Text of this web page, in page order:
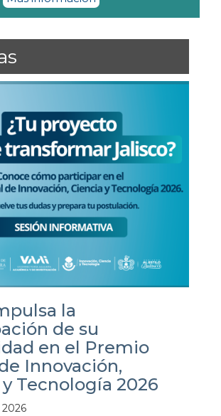
la
de su
en el Premio
Innovación,
Tecnología 2026